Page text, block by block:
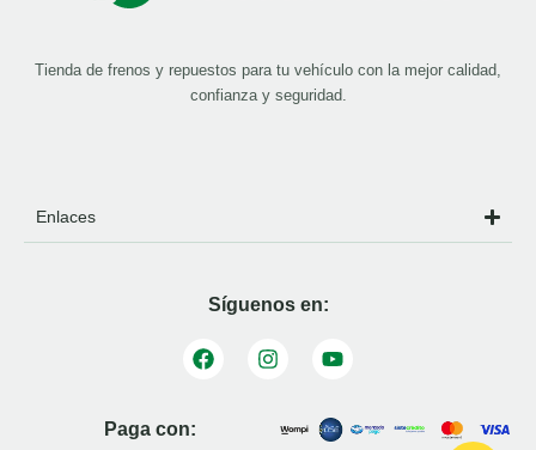
Tienda de frenos y repuestos para tu vehículo con la mejor calidad,
confianza y seguridad.
Enlaces
Síguenos en:
Paga con: